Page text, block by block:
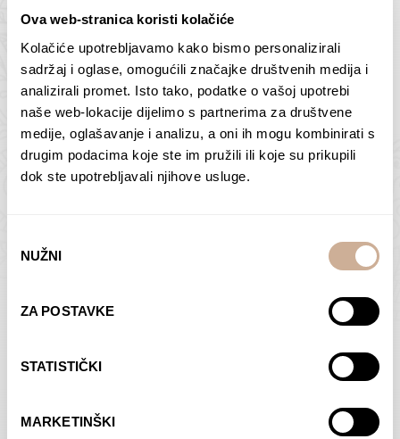
Ova web-stranica koristi kolačiće
Kolačiće upotrebljavamo kako bismo personalizirali
sadržaj i oglase, omogućili značajke društvenih medija i
analizirali promet. Isto tako, podatke o vašoj upotrebi
naše web-lokacije dijelimo s partnerima za društvene
medije, oglašavanje i analizu, a oni ih mogu kombinirati s
drugim podacima koje ste im pružili ili koje su prikupili
dok ste upotrebljavali njihove usluge.
pristanka
NUŽNI
ZA POSTAVKE
STATISTIČKI
MARKETINŠKI
Butan – ljudi 2
75,00€ – 138,00€Raspon
cijena:
od
75,00 €
138,00 €
ODABERI OPCIJE
Antarktika – krajolik
2
75,00€ – 138,00€Raspon
cijena:
od
ODABERI OPCIJE
Dolac
ODABERI OPCIJE
Moreškanti – sjena
€Raspon
od
75,00 €
do
138,00 €
ODABERI OPCIJE
POGLEDAJTE SVE PROIZVODE U OVOJ KATEGORIJI